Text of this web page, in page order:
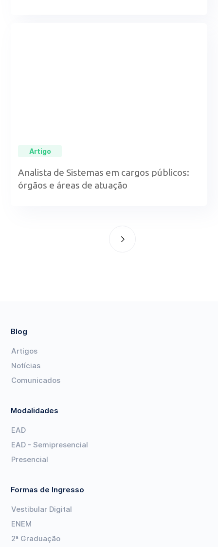
Artigo
Analista de Sistemas em cargos públicos:
órgãos e áreas de atuação
Blog
Artigos
Notícias
Comunicados
Modalidades
EAD
EAD - Semipresencial
Presencial
Formas de Ingresso
Vestibular Digital
ENEM
2ª Graduação